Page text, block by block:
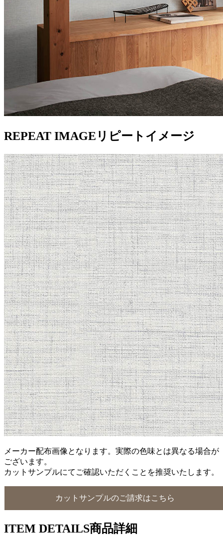
REPEAT IMAGE リピートイメージ
メーカー配布画像となります。実際の色味とは異なる場合が
ございます。
カットサンプルにてご確認いただくことを推奨いたします。
カットサンプルのご請求はこちら
ITEM DETAILS商品詳細